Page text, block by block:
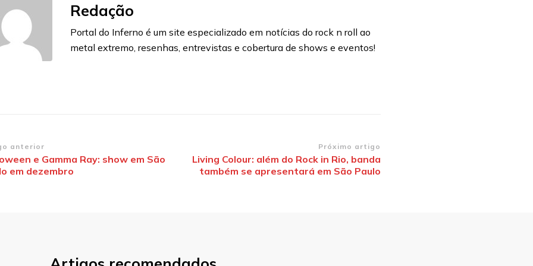
Redação
Portal do Inferno é um site especializado em notícias do rock n roll ao
metal extremo, resenhas, entrevistas e cobertura de shows e eventos!
anterior
e Gamma Ray: show em São
em dezembro
Próximo artigo
Living Colour: além do Rock in Rio, banda
também se apresentará em São Paulo